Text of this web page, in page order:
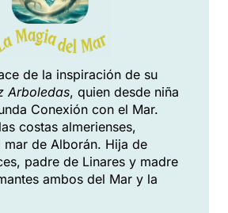
de la inspiración de su
Arboledas, quien desde niña
Conexión con el Mar.
costas almerienses,
mar de Alborán. Hija de
padre de Linares y madre
ambos del Mar y la